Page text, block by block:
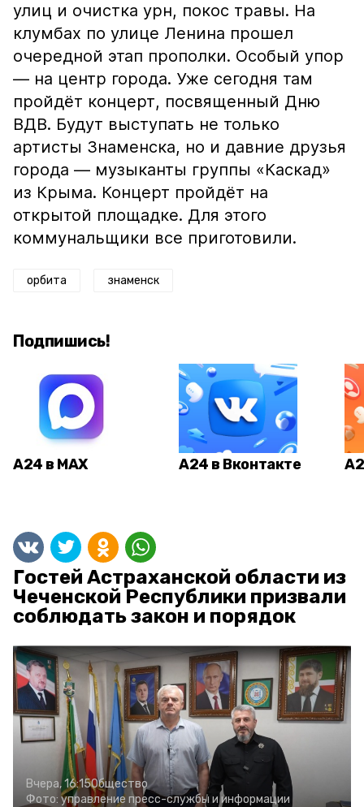
улиц и очистка урн, покос травы. На
клумбах по улице Ленина прошел
очередной этап прополки. Особый упор
— на центр города. Уже сегодня там
пройдёт концерт, посвященный Дню
ВДВ. Будут выступать не только
артисты Знаменска, но и давние друзья
города — музыканты группы «Каскад»
из Крыма. Концерт пройдёт на
открытой площадке. Для этого
коммунальщики все приготовили.
орбита знаменск
Подпишись!
А24 в MAX А24 в Вконтакте
Гостей Астраханской области из
Чеченской Республики призвали
соблюдать закон и порядок
Вчера, 16:15Общество
Фото: управление пресс-службы и информации